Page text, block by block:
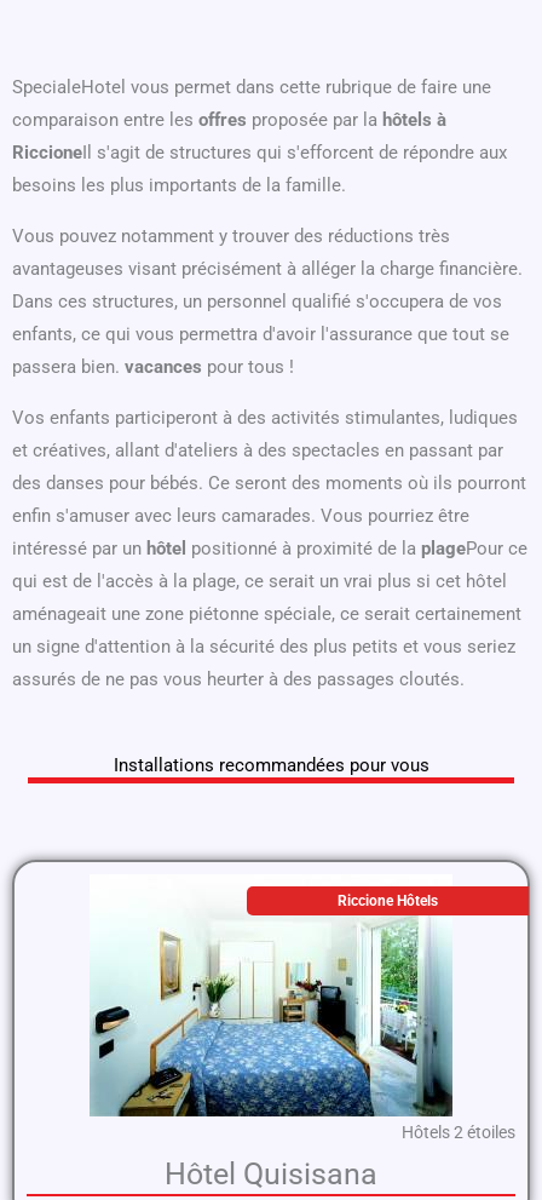
SpecialeHotel vous permet dans cette rubrique de faire une
comparaison entre les offres proposée par la hôtels à
RiccioneIl s'agit de structures qui s'efforcent de répondre aux
besoins les plus importants de la famille.
Vous pouvez notamment y trouver des réductions très
avantageuses visant précisément à alléger la charge financière.
Dans ces structures, un personnel qualifié s'occupera de vos
enfants, ce qui vous permettra d'avoir l'assurance que tout se
passera bien. vacances pour tous !
Vos enfants participeront à des activités stimulantes, ludiques
et créatives, allant d'ateliers à des spectacles en passant par
des danses pour bébés. Ce seront des moments où ils pourront
enfin s'amuser avec leurs camarades. Vous pourriez être
intéressé par un hôtel positionné à proximité de la plagePour ce
qui est de l'accès à la plage, ce serait un vrai plus si cet hôtel
aménageait une zone piétonne spéciale, ce serait certainement
un signe d'attention à la sécurité des plus petits et vous seriez
assurés de ne pas vous heurter à des passages cloutés.
Installations recommandées pour vous
Riccione Hôtels
Hôtels 2 étoiles
Hôtel Quisisana